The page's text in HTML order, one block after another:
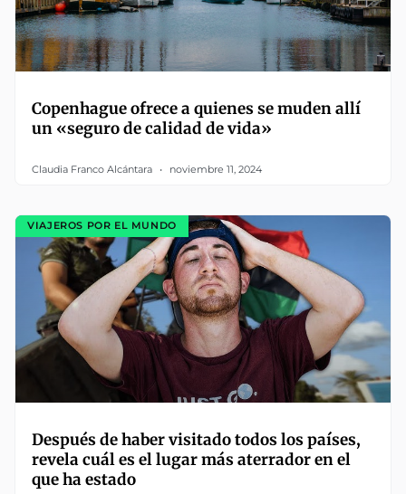
Copenhague ofrece a quienes se muden allí
un «seguro de calidad de vida»
Claudia Franco Alcántara noviembre 11, 2024
VIAJEROS POR EL MUNDO
Después de haber visitado todos los países,
revela cuál es el lugar más aterrador en el
que ha estado